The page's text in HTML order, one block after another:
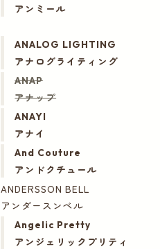
アンミール
ANALOG LIGHTING
アナログライティング
ANAP
アナップ
ANAYI
アナイ
And Couture
アンドクチュール
ANDERSSON BELL
アンダースンベル
Angelic Pretty
アンジェリックプリティ